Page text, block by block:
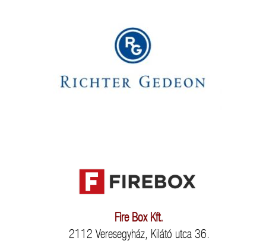
Fire Box Kft.
2112 Veresegyház, Kilátó utca 36.